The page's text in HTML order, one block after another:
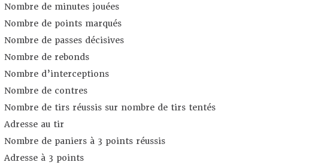
Nombre de minutes jouées
Nombre de points marqués
Nombre de passes décisives
Nombre de rebonds
Nombre d’interceptions
Nombre de contres
Nombre de tirs réussis sur nombre de tirs tentés
Adresse au tir
Nombre de paniers à 3 points réussis
Adresse à 3 points